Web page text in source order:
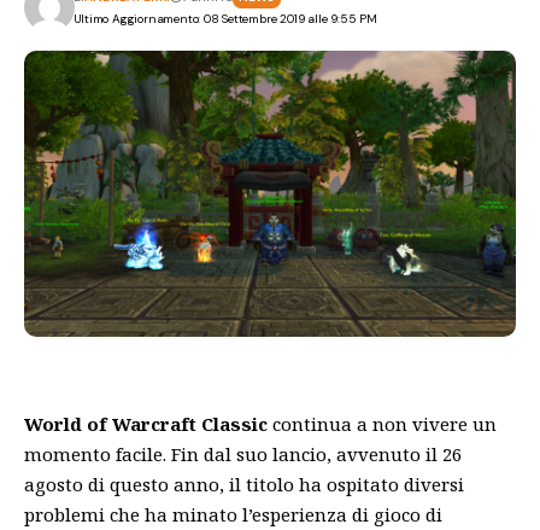
Ultimo Aggiornamento: 08 Settembre 2019 alle 9:55 PM
World of Warcraft Classic continua a non vivere un
momento facile. Fin dal suo lancio, avvenuto il 26
agosto di questo anno, il titolo ha ospitato diversi
problemi che ha minato l’esperienza di gioco di